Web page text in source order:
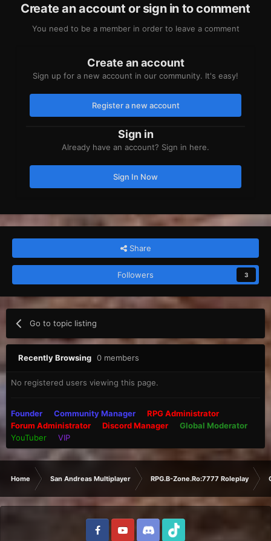
Create an account or sign in to comment
You need to be a member in order to leave a comment
Create an account
Sign up for a new account in our community. It's easy!
Register a new account
Sign in
Already have an account? Sign in here.
Sign In Now
Share
Followers 3
Go to topic listing
Recently Browsing 0 members
No registered users viewing this page.
Founder Community Manager
RPG Administrator
Forum Administrator
Discord Manager
Global Moderator
YouTuber
VIP
Home San Andreas Multiplayer RPG.B-Zone.Ro:7777 Roleplay